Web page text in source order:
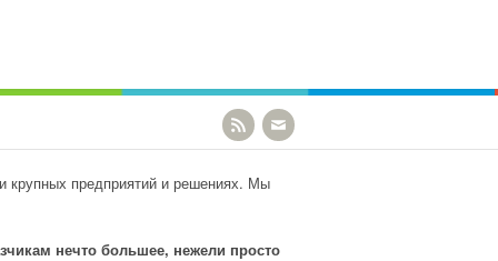
И БЕЗОПАСНОСТИ КРУПНЫХ ПРЕДПРИЯТИЙ И
И ТЕХНИЧЕСКОЙ ПОДДЕРЖКИ.
крупных предприятий и решениях. Мы
нечто большее, нежели просто